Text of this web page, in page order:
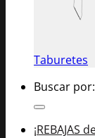
Taburetes
Buscar por:
¡REBAJAS